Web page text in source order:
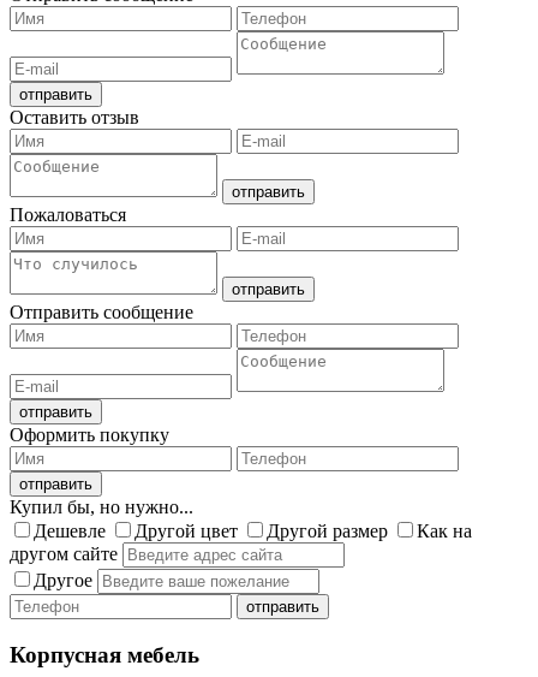
Оставить отзыв
Пожаловаться
Отправить сообщение
Оформить покупку
Купил бы, но нужно...
Дешевле
Другой цвет Другой размер
Как на
другом сайте
Другое
Корпусная мебель